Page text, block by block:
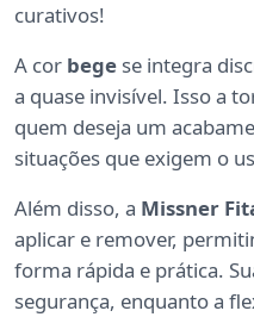
curativos!
A cor bege se integra
a quase invisível. Isso a
quem deseja um
situações que exigem o
Além disso, a Missner
aplicar e remover,
forma rápida e prática.
segurança, enquanto a